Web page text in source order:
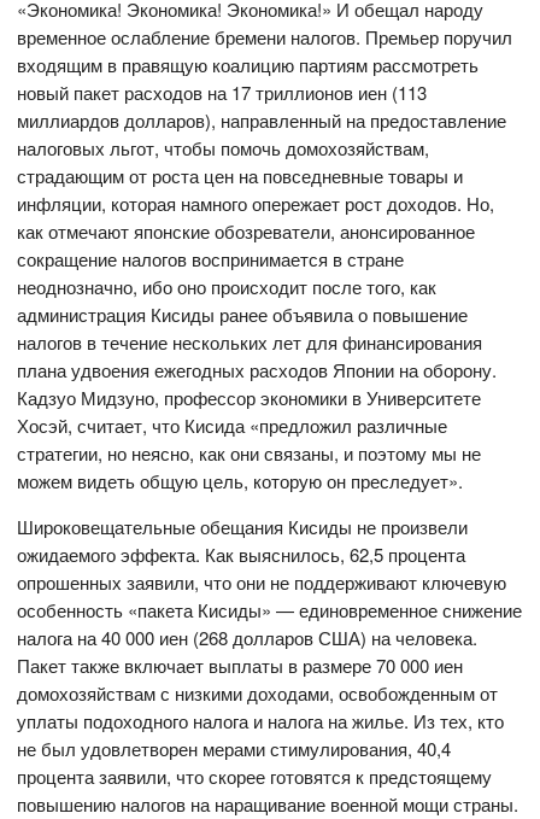
«Экономика! Экономика! Экономика!» И обещал народу
временное ослабление бремени налогов. Премьер поручил
входящим в правящую коалицию партиям рассмотреть
новый пакет расходов на 17 триллионов иен (113
миллиардов долларов), направленный на предоставление
налоговых льгот, чтобы помочь домохозяйствам,
страдающим от роста цен на повседневные товары и
инфляции, которая намного опережает рост доходов. Но,
как отмечают японские обозреватели, анонсированное
сокращение налогов воспринимается в стране
неоднозначно, ибо оно происходит после того, как
администрация Кисиды ранее объявила о повышение
налогов в течение нескольких лет для финансирования
плана удвоения ежегодных расходов Японии на оборону.
Кадзуо Мидзуно, профессор экономики в Университете
Хосэй, считает, что Кисида «предложил различные
стратегии, но неясно, как они связаны, и поэтому мы не
можем видеть общую цель, которую он преследует».
Широковещательные обещания Кисиды не произвели
ожидаемого эффекта. Как выяснилось, 62,5 процента
опрошенных заявили, что они не поддерживают ключевую
особенность «пакета Кисиды» — единовременное снижение
налога на 40 000 иен (268 долларов США) на человека.
Пакет также включает выплаты в размере 70 000 иен
домохозяйствам с низкими доходами, освобожденным от
уплаты подоходного налога и налога на жилье. Из тех, кто
не был удовлетворен мерами стимулирования, 40,4
процента заявили, что скорее готовятся к предстоящему
повышению налогов на наращивание военной мощи страны.